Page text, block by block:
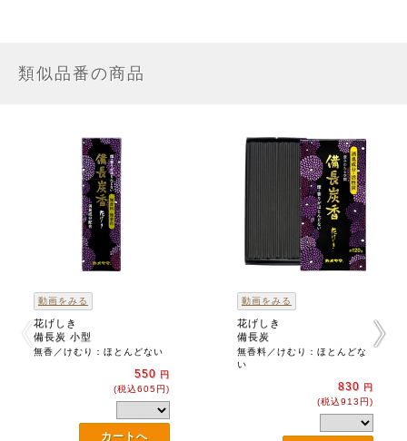
類似品番の商品
動画をみる
花げしき
備長炭 小型
無香／けむり：ほとんどない
550 円
(税込605円)
動画をみる
花げしき
備長炭
無香料／けむり：ほとんどな
い
830 円
(税込913円)